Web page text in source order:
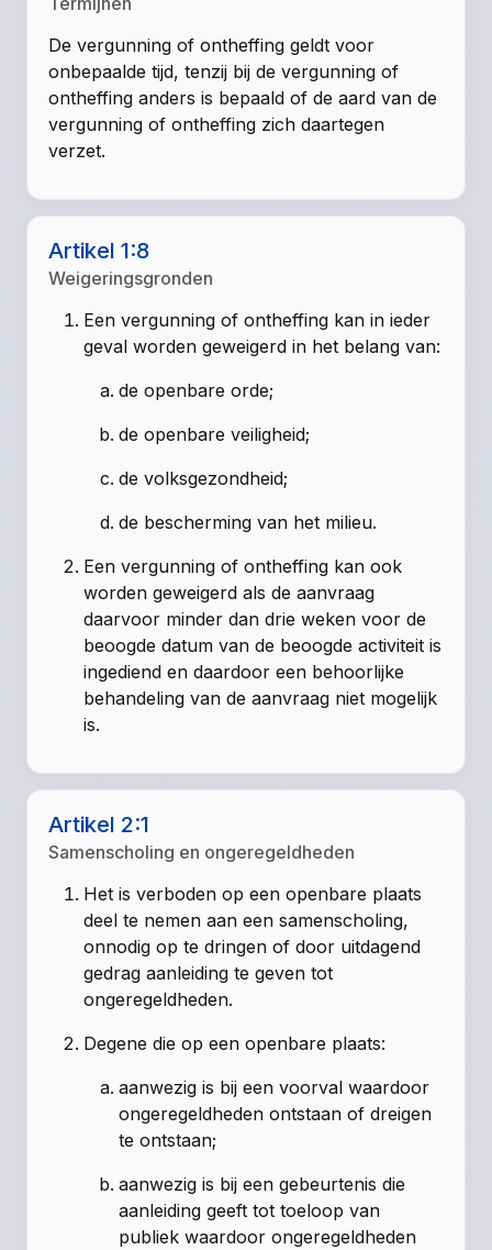
De vergunning of ontheffing geldt voor
onbepaalde tijd, tenzij bij de vergunning of
ontheffing anders is bepaald of de aard van de
vergunning of ontheffing zich daartegen
verzet.
Artikel 1:8
Weigeringsgronden
Een vergunning of ontheffing kan in ieder
geval worden geweigerd in het belang van:
de openbare orde;
de openbare veiligheid;
de volksgezondheid;
de bescherming van het milieu.
Een vergunning of ontheffing kan ook
worden geweigerd als de aanvraag
daarvoor minder dan drie weken voor de
beoogde datum van de beoogde activiteit is
ingediend en daardoor een behoorlijke
behandeling van de aanvraag niet mogelijk
is.
Artikel 2:1
Samenscholing en ongeregeldheden
Het is verboden op een openbare plaats
deel te nemen aan een samenscholing,
onnodig op te dringen of door uitdagend
gedrag aanleiding te geven tot
ongeregeldheden.
Degene die op een openbare plaats:
aanwezig is bij een voorval waardoor
ongeregeldheden ontstaan of dreigen
te ontstaan;
aanwezig is bij een gebeurtenis die
aanleiding geeft tot toeloop van
publiek waardoor ongeregeldheden